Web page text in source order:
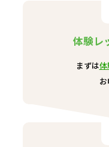
体験レ
まずは
お